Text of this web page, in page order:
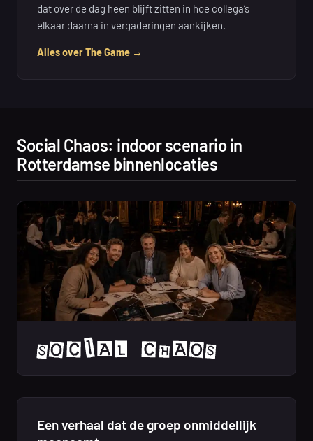
dat over de dag heen blijft zitten in hoe collega’s
elkaar daarna in vergaderingen aankijken.
Alles over The Game →
Social Chaos: indoor scenario in
Rotterdamse binnenlocaties
Een verhaal dat de groep onmiddellijk